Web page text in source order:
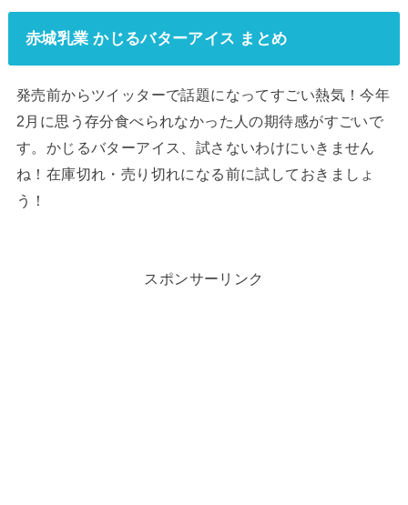
赤城乳業 かじるバターアイス まとめ
発売前からツイッターで話題になってすごい熱気！今年
2月に思う存分食べられなかった人の期待感がすごいで
す。かじるバターアイス、試さないわけにいきません
ね！在庫切れ・売り切れになる前に試しておきましょ
う！
スポンサーリンク